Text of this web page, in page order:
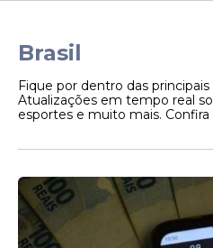
Brasil
Fique por dentro das principais
Atualizações em tempo real
esportes e muito mais. Confira